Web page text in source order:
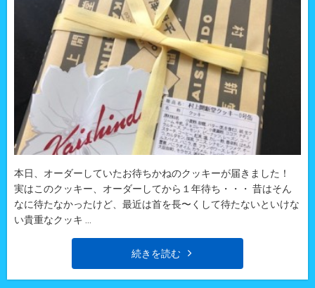
本日、オーダーしていたお待ちかねのクッキーが届きました！
実はこのクッキー、オーダーしてから１年待ち・・・ 昔はそん
なに待たなかったけど、最近は首を長〜くして待たないといけな
い貴重なクッキ ...
続きを読む